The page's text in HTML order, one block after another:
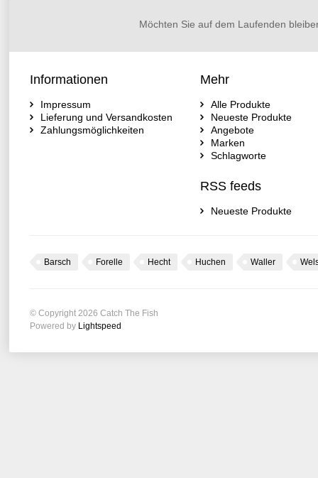
Möchten Sie auf dem Laufenden
Informationen
Impressum
Lieferung und Versandkosten
Zahlungsmöglichkeiten
Mehr
Alle Produkte
Neueste Produkte
Angebote
Marken
Schlagworte
RSS feeds
Neueste Produkte
Barsch Forelle Hecht Huchen Waller
© Copyright 2026 Catch The Fish
Powered by Lightspeed